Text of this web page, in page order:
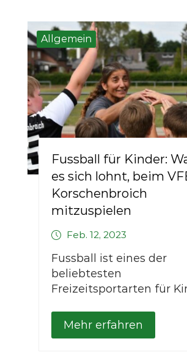
Allgemein
Fussball für Kinder:
es sich lohnt, beim
Korschenbroich
mitzuspielen
Feb. 12, 2023
Fussball ist eines der
beliebtesten
Freizeitsportarten für
Mehr erfahren